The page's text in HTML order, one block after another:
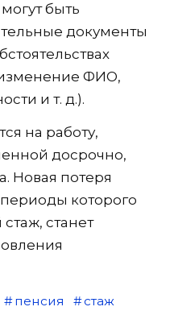
быть
документы
ФИО,
и т. д.).
на работу,
досрочно,
Новая потеря
периоды которого
станет
пенсия
стаж